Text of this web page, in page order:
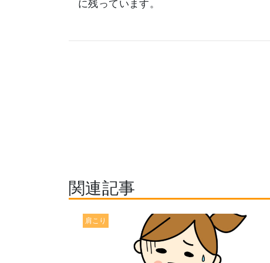
に残っています。
関連記事
肩こり